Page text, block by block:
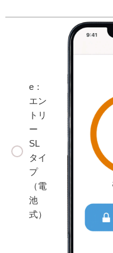
e：
エン
トリ
ー
SL
タイ
プ
（電
池
式）